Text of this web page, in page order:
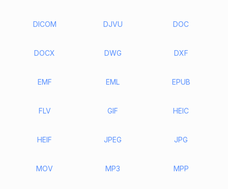
DICOM DJVU DOC
DOCX DWG DXF
EMF EML EPUB
FLV GIF HEIC
HEIF JPEG JPG
MOV MP3 MPP